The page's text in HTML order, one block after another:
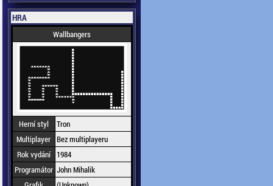
HRA
Wallbangers
Herní styl
Tron
Multiplayer Bez multiplayeru
Rok vydání
1984
Programátor John Mihalik